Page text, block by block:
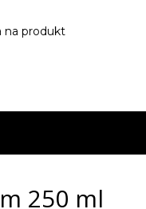
na produkt
250 ml